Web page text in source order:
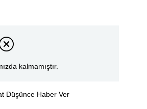
kalmamıştır.
Düşünce Haber Ver